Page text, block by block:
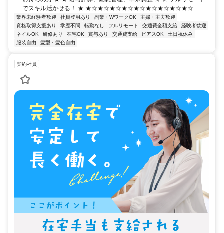
でスキル活かせる！ ★ ★☆★☆★☆★☆★☆★☆★☆★☆★☆ ...
業界未経験者歓迎 社員登用あり 副業・WワークOK
主婦・主夫歓迎
資格取得支援あり
学歴不問 転勤なし フルリモート 交通費全額支給
経験者歓迎
ネイルOK
研修あり 在宅OK 賞与あり 交通費支給 ピアスOK
土日祝休み
服装自由
髪型・髪色自由
契約社員